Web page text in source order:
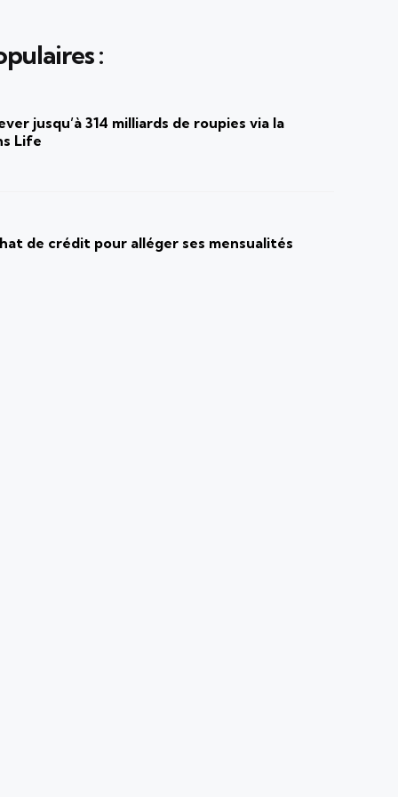
:
jusqu’à 314 milliards de roupies via la
Life
de crédit pour alléger ses mensualités